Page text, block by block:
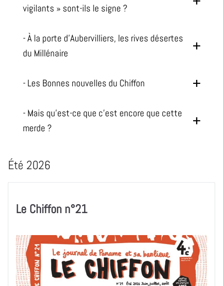
vigilants » sont-ils le signe ?
- À la porte d’Aubervilliers, les rives désertes
du Millénaire
- Les Bonnes nouvelles du Chiffon
- Mais qu'est-ce que c'est encore que cette
merde ?
Été 2026
Le Chiffon n°21